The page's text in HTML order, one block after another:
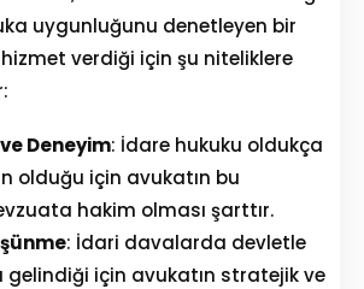
uygunluğunu denetleyen bir
verdiği için şu niteliklere
Deneyim: İdare hukuku oldukça
olduğu için avukatın bu
hakim olması şarttır.
: İdari davalarda devletle
gelindiği için avukatın stratejik ve